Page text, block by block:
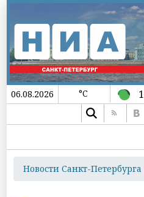
06.08.2026 °C 1
Новости Санкт-Петербурга